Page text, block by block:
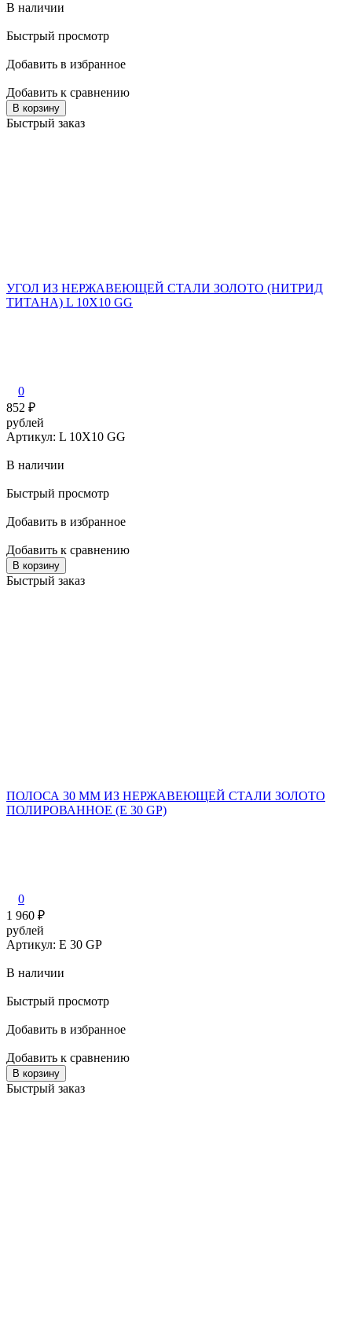
В наличии
Быстрый просмотр
Добавить в избранное
Добавить к сравнению
В корзину
Быстрый заказ
УГОЛ ИЗ НЕРЖАВЕЮЩЕЙ СТАЛИ ЗОЛОТО (НИТРИД
ТИТАНА) L 10X10 GG
0
852 ₽
рублей
Артикул: L 10X10 GG
В наличии
Быстрый просмотр
Добавить в избранное
Добавить к сравнению
В корзину
Быстрый заказ
ПОЛОСА 30 ММ ИЗ НЕРЖАВЕЮЩЕЙ СТАЛИ ЗОЛОТО
ПОЛИРОВАННОЕ (E 30 GP)
0
1 960 ₽
рублей
Артикул: E 30 GP
В наличии
Быстрый просмотр
Добавить в избранное
Добавить к сравнению
В корзину
Быстрый заказ